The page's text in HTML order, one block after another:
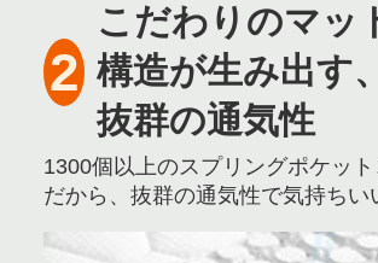
2
こだわりのマッ
構造が生み出す、
抜群の通気性
1300個以上のスプリングポケッ
だから、抜群の通気性で気持ちい